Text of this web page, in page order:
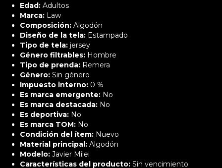
Edad: Adultos
Marca: Law
Composición: Algodón
Diseño de la tela: Estampado
Tipo de tela: jersey
Género filtrables: Hombre
Tipo de prenda: Remera
Género: Sin género
Impuesto interno: 0 %
Es marca emergente: No
Es marca destacada: No
Es deportiva: No
Es marca TOM: No
Condición del ítem: Nuevo
Material principal: Algodón
Modelo: Javier Milei
Características del producto: Sin vencimiento